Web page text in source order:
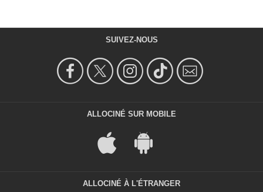
SUIVEZ-NOUS
ALLOCINÉ SUR MOBILE
ALLOCINÉ À L'ÉTRANGER